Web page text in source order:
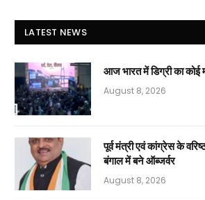
LATEST NEWS
आज भारत में डिग्री का कोई
August 8, 2026
पूर्व मंत्री एवं कांग्रेस के
बंगाल में बने ऑब्जर्वर
August 8, 2026